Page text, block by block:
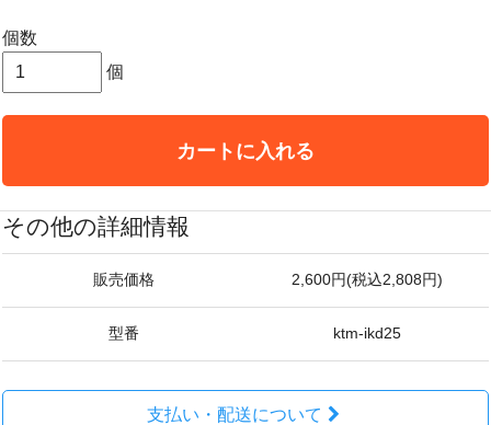
個数
個
カートに入れる
その他の詳細情報
販売価格 2,600円(税込2,808円)
型番 ktm-ikd25
支払い・配送について